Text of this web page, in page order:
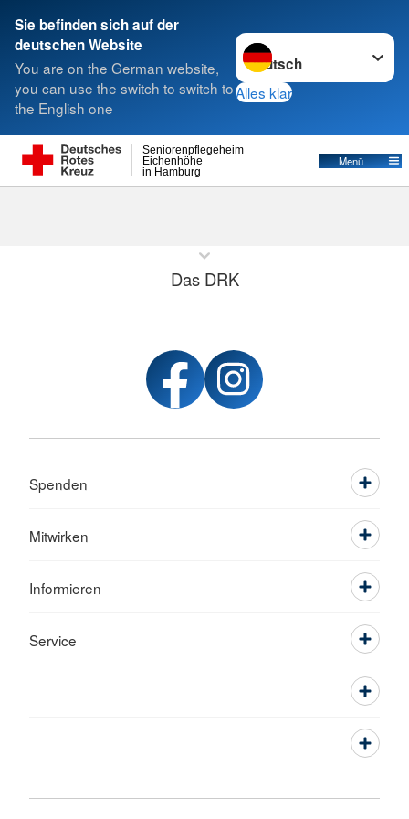
Sie befinden sich auf der
deutschen Website
You are on the German website,
you can use the switch to switch to
the English one
Sprache wechseln zu
Alles klar
in Hamburg
Eichenhöhe
Seniorenpflegeheim
Menü
Suche
Das DRK
Spenden
Mitwirken
Informieren
Service